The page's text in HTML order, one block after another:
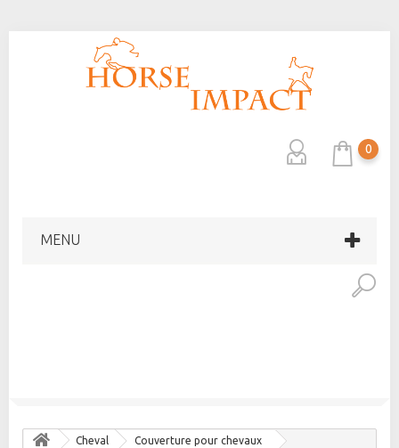
0
MENU
Cheval
Couverture pour chevaux